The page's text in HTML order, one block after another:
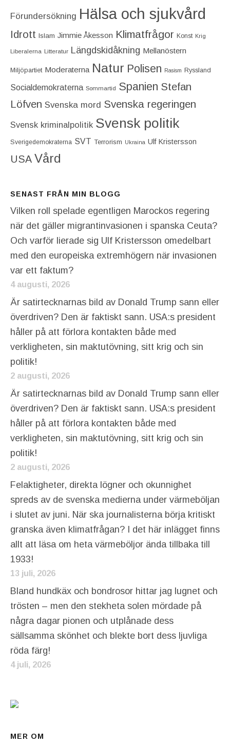
Förundersökning Hälsa och sjukvård
Idrott Islam Jimmie Åkesson Klimatfrågor Konst Krig
Liberalerna Litteratur Längdskidåkning Mellanöstern
Miljöpartiet Moderaterna Natur Polisen Rasism Ryssland
Socialdemokraterna Sommartid Spanien Stefan
Löfven Svenska mord Svenska regeringen
Svensk kriminalpolitik Svensk politik
Sverigedemokraterna SVT Terrorism Ukraina Ulf Kristersson
USA Vård
SENAST FRÅN MIN BLOGG
Vilken roll spelade egentligen Marockos regering
när det gäller migrantinvasionen i spanska Ceuta?
Och varför lierade sig Ulf Kristersson omedelbart
med den europeiska extremhögern när invasionen
var ett faktum?
4 augusti, 2026
Är satirtecknarnas bild av Donald Trump sann eller
överdriven? Den är faktiskt sann. USA:s president
håller på att förlora kontakten både med
verkligheten, sin maktutövning, sitt krig och sin
politik!
2 augusti, 2026
Är satirtecknarnas bild av Donald Trump sann eller
överdriven? Den är faktiskt sann. USA:s president
håller på att förlora kontakten både med
verkligheten, sin maktutövning, sitt krig och sin
politik!
2 augusti, 2026
Felaktigheter, direkta lögner och okunnighet
spreds av de svenska medierna under värmeböljan
i slutet av juni. När ska journalisterna börja kritiskt
granska även klimatfrågan? I det här inlägget finns
allt att läsa om heta värmeböljor ända tillbaka till
1933!
13 juli, 2026
Bland hundkäx och bondrosor hittar jag lugnet och
trösten – men den stekheta solen mördade på
några dagar pionen och utplånade dess
sällsamma skönhet och blekte bort dess ljuvliga
röda färg!
4 juli, 2026
MER OM